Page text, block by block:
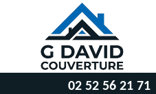
02 52 56 21 71